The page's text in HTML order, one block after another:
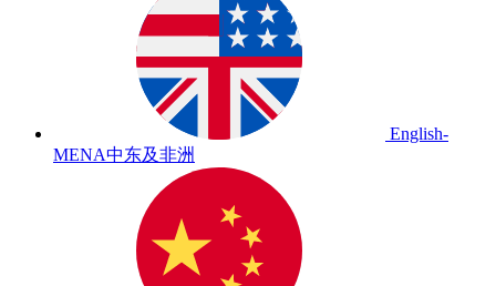
English-
MENA中东及非洲